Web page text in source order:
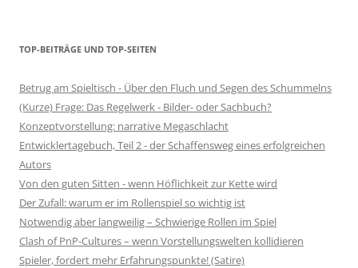
TOP-BEITRÄGE UND TOP-SEITEN
Betrug am Spieltisch - Über den Fluch und Segen des Schummelns
(Kurze) Frage: Das Regelwerk - Bilder- oder Sachbuch?
Konzeptvorstellung: narrative Megaschlacht
Entwicklertagebuch, Teil 2 - der Schaffensweg eines erfolgreichen
Autors
Von den guten Sitten - wenn Höflichkeit zur Kette wird
Der Zufall: warum er im Rollenspiel so wichtig ist
Notwendig aber langweilig – Schwierige Rollen im Spiel
Clash of PnP-Cultures – wenn Vorstellungswelten kollidieren
Spieler, fordert mehr Erfahrungspunkte! (Satire)